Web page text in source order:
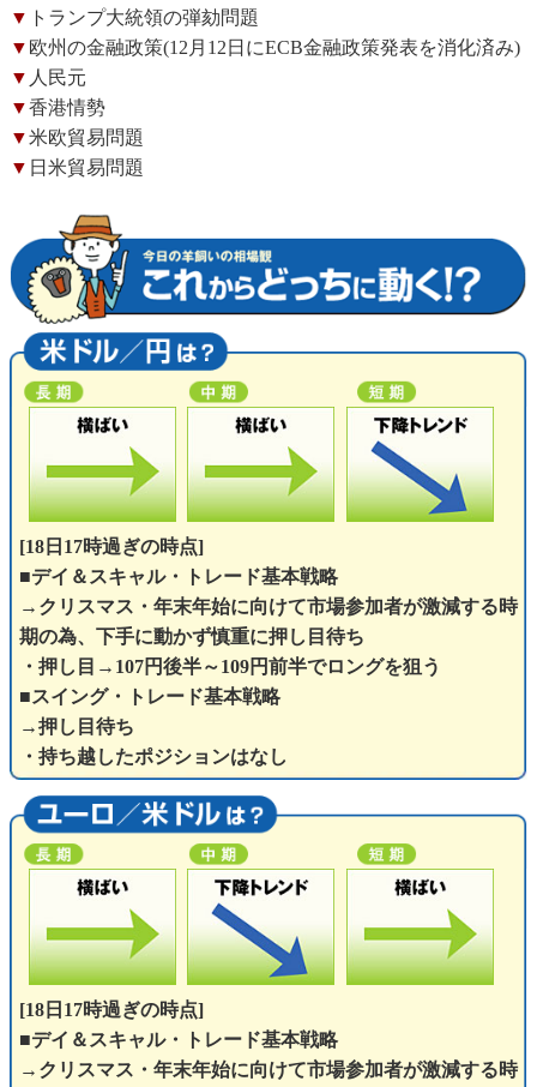
▼ トランプ大統領の弾劾問題
▼ 欧州の金融政策(12月12日にECB金融政策発表を消化済み)
▼ 人民元
▼香港情勢
▼米欧貿易問題
▼ 日米貿易問題
[18日17時過ぎの時点]
■デイ＆スキャル・トレード基本戦略
→クリスマス・年末年始に向けて市場参加者が激減する時
期の為、下手に動かず慎重に押し目待ち
・押し目→107円後半～109円前半でロングを狙う
■スイング・トレード基本戦略
→押し目待ち
・持ち越したポジションはなし
[18日17時過ぎの時点]
■デイ＆スキャル・トレード基本戦略
→クリスマス・年末年始に向けて市場参加者が激減する時